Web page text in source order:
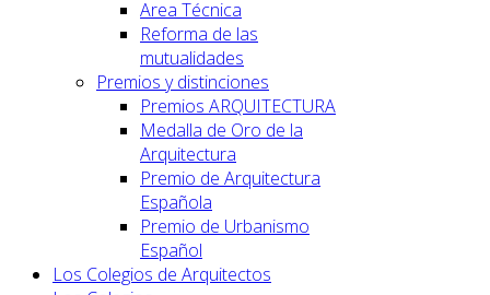
Area Técnica
Reforma de las
mutualidades
Premios y distinciones
Premios ARQUITECTURA
Medalla de Oro de la
Arquitectura
Premio de Arquitectura
Española
Premio de Urbanismo
Español
Los Colegios de Arquitectos